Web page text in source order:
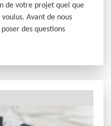
de votre projet quel que
Avant de nous
des questions